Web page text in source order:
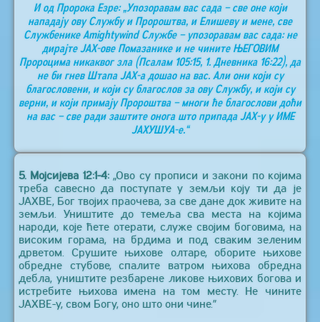
И од Пророка Езре: „Упозоравам вас сада – све оне који
нападају ову Службу и Пророштва, и Елишеву и мене, све
Службенике Аmightywind Службе – упозоравам вас сада: не
дирајте ЈАХ-ове Помазанике и не чините ЊЕГОВИМ
Пророцима никаквог зла (Псалам 105:15, 1. Дневника 16:22), да
не би гнев Штапа ЈАХ-а дошао на вас. Али они који су
благословени, и који су благослов за ову Службу, и који су
верни, и који примају Пророштва – многи ће благослови доћи
на вас – све ради заштите онога што припада ЈАХ-у у ИМЕ
ЈАХУШУА-е.“
5. Мојсијева 12:1-4:„Ово су прописи и закони по којима
треба савесно да поступате у земљи коју ти да је
ЈАХВЕ, Бог твојих праочева, за све дане док живите на
земљи. Уништите до темеља сва места на којима
народи, које ћете отерати, служе својим боговима, на
високим горама, на брдима и под сваким зеленим
дрветом. Срушите њихове олтаре, оборите њихове
обредне стубове, спалите ватром њихова обредна
дебла, уништите резбарене ликове њихових богова и
истребите њихова имена на том месту. Не чините
ЈАХВЕ-у, свом Богу, оно што они чине.”